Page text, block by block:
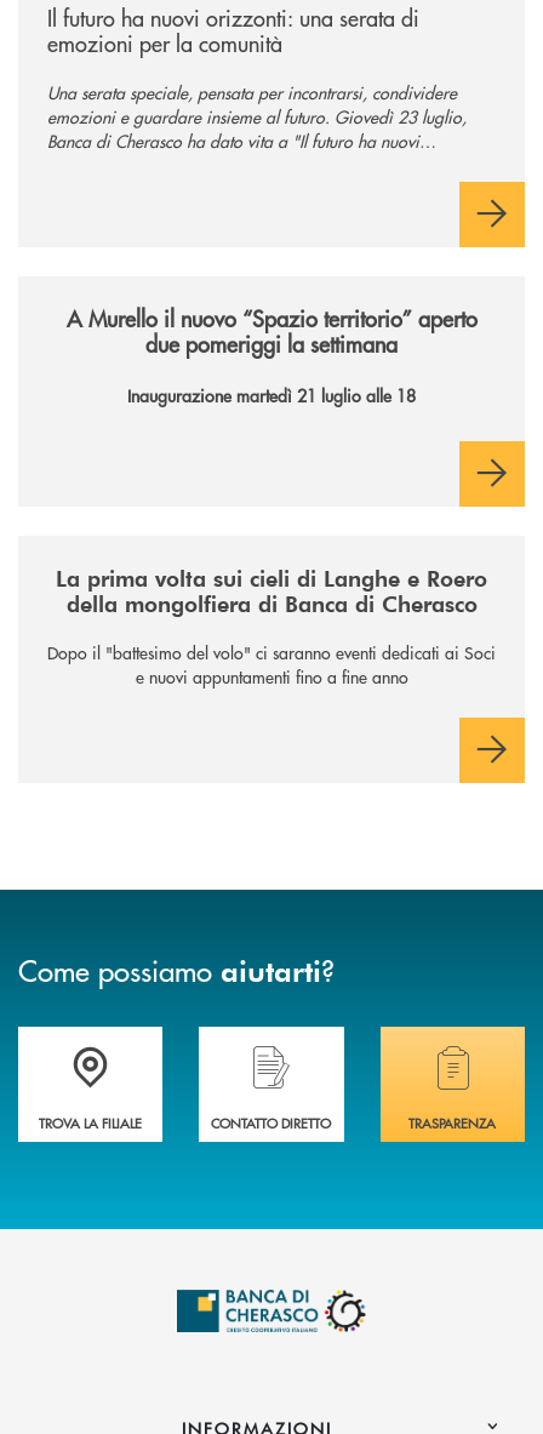
Il futuro ha nuovi orizzonti: una serata di
emozioni per la comunità
Una serata speciale, pensata per incontrarsi, condividere
emozioni e guardare insieme al futuro. Giovedì 23 luglio,
Banca di Cherasco ha dato vita a "Il futuro ha nuovi
A Murello il nuovo “Spazio territorio” aperto
due pomeriggi la settimana
Inaugurazione martedì 21 luglio alle 18
La prima volta sui cieli di Langhe e Roero
della mongolfiera di Banca di Cherasco
Dopo il "battesimo del volo" ci saranno eventi dedicati ai Soci
e nuovi appuntamenti fino a fine anno
Come possiamo aiutarti?
Accedi all' elenco completo delle filiali .
TROVA LA FILIALE
Hai bisogno di assistenza immediata?
CONTATTO DIRETTO
Hai bisogno di
TRASPARENZA
INFORMAZIONI